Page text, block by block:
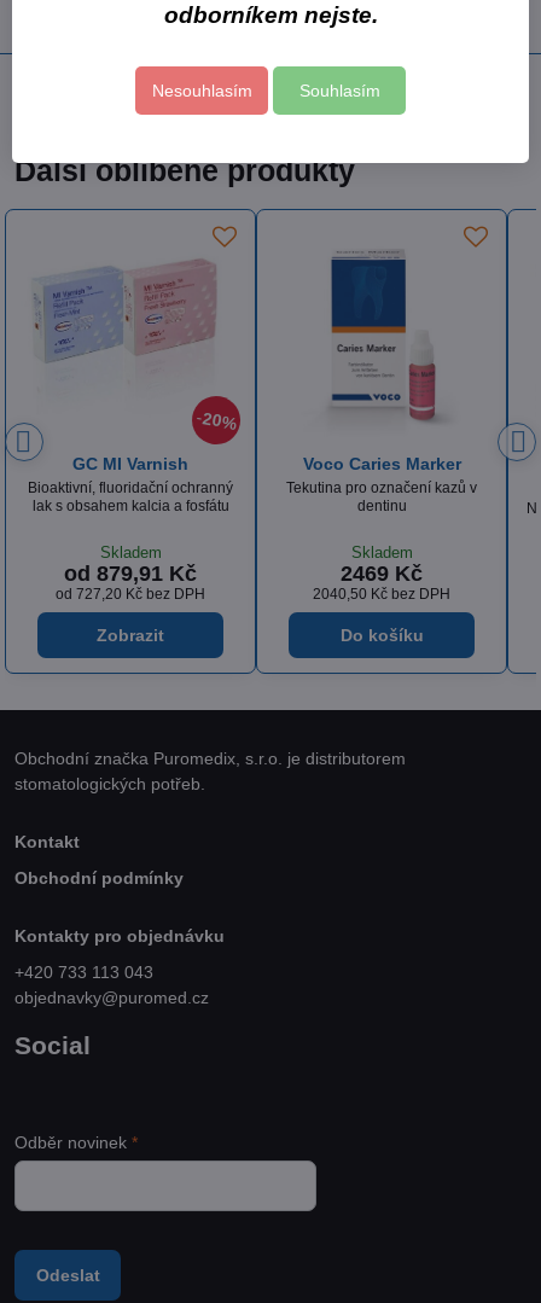
Předchozí produkt Následující produkt
Další oblíbené produkty
Voco Caries Marker
Tekutina pro označení kazů v
dentinu
Skladem
2469 Kč
2040,50 Kčbez DPH
Do košíku
Ivoclar Vivadent IPS
Empress CAD
Nejvhodnější pro frézování inlay,
Na objednávku
2950 Kč
2438,02 Kč bez DPH
Do košíku
Obchodní značka Puromedix, s.r.o. je distributorem
stomatologických potřeb.
Kontakt
Obchodní podmínky
Kontakty pro objednávku
+420 733 113 043
objednavky@puromed.cz
Social
Odběr novinek *
Odeslat
odborníkem nejste.
Nesouhlasím Souhlasím